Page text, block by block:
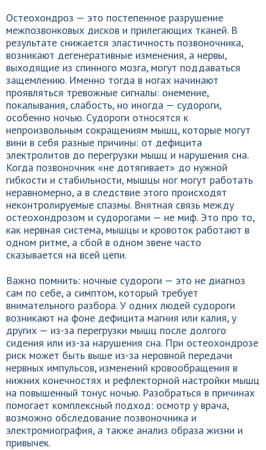
Остеохондроз — это постепенное разрушение
межпозвонковых дисков и прилегающих тканей. В
результате снижается эластичность позвоночника,
возникают дегенеративные изменения, а нервы,
выходящие из спинного мозга, могут поддаваться
защемлению. Именно тогда в ногах начинают
проявляться тревожные сигналы: онемение,
покалывания, слабость, но иногда — судороги,
особенно ночью. Судороги относятся к
непроизвольным сокращениям мышц, которые могут
вини в себя разные причины: от дефицита
электролитов до перегрузки мышц и нарушения сна.
Когда позвоночник «не дотягивает» до нужной
гибкости и стабильности, мышцы ног могут работать
неравномерно, а в следствие этого происходят
неконтролируемые спазмы. Внятная связь между
остеохондрозом и судорогами — не миф. Это про то,
как нервная система, мышцы и кровоток работают в
одном ритме, а сбой в одном звене часто
сказывается на всей цепи.
Важно помнить: ночные судороги — это не диагноз
сам по себе, а симптом, который требует
внимательного разбора. У одних людей судороги
возникают на фоне дефицита магния или калия, у
других — из-за перегрузки мышц после долгого
сидения или из-за нарушения сна. При остеохондрозе
риск может быть выше из-за неровной передачи
нервных импульсов, изменений кровообращения в
нижних конечностях и рефлекторной настройки мышц
на повышенный тонус ночью. Разобраться в причинах
помогает комплексный подход: осмотр у врача,
возможно обследование позвоночника и
электромиография, а также анализ образа жизни и
привычек.